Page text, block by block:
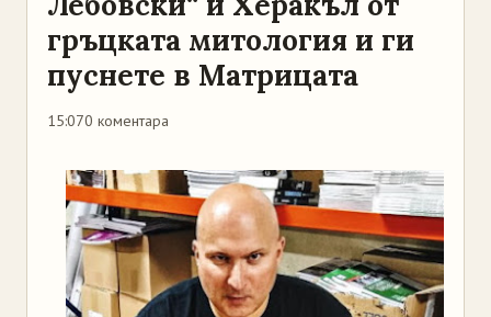
гръцката митология и ги
пуснете в Матрицата
15:070 коментара